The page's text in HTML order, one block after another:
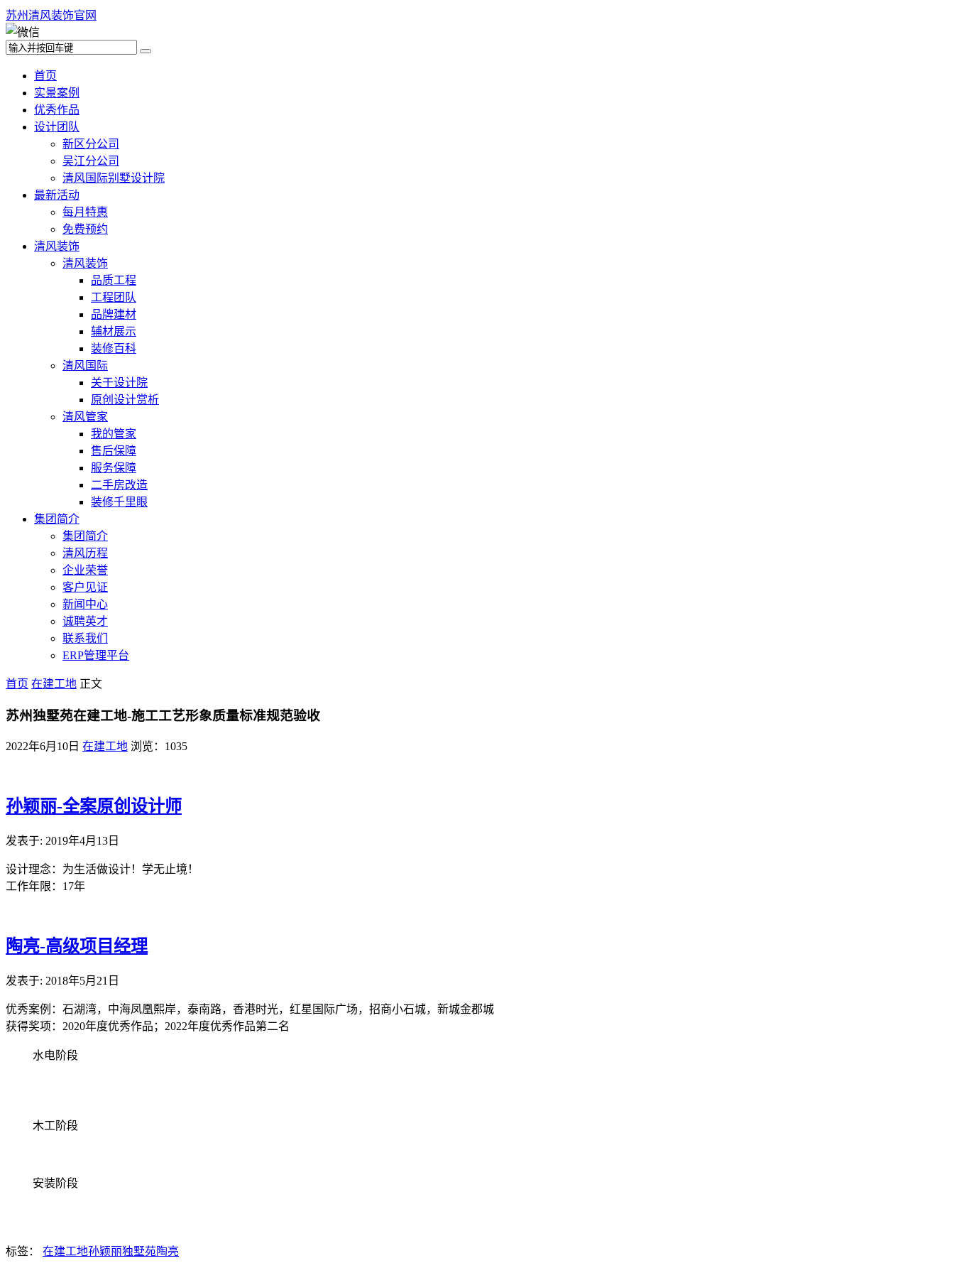
苏州清风装饰官网
首页
实景案例
优秀作品
设计团队
新区分公司
吴江分公司
清风国际别墅设计院
最新活动
每月特惠
免费预约
清风装饰
清风装饰
品质工程
工程团队
品牌建材
辅材展示
装修百科
清风国际
关于设计院
原创设计赏析
清风管家
我的管家
售后保障
服务保障
二手房改造
装修千里眼
集团简介
集团简介
清风历程
企业荣誉
客户见证
新闻中心
诚聘英才
联系我们
ERP管理平台
首页 在建工地 正文
苏州独墅苑在建工地-施工工艺形象质量标准规范验收
2022年6月10日 在建工地 浏览：1035
孙颖丽-全案原创设计师
发表于: 2019年4月13日
设计理念：为生活做设计！学无止境！
工作年限：17年
陶亮-高级项目经理
发表于: 2018年5月21日
优秀案例：石湖湾，中海凤凰熙岸，泰南路，香港时光，红星国际广场，招商小石城，新城金郡城
获得奖项：2020年度优秀作品；2022年度优秀作品第二名
水电阶段
木工阶段
安装阶段
标签： 在建工地孙颖丽独墅苑陶亮